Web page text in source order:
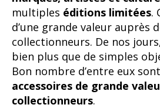
multiples éditions limitées.
d’une grande valeur auprès
collectionneurs. De nos
bien plus que de simples
Bon nombre d’entre eux
accessoires de grande
collectionneurs.